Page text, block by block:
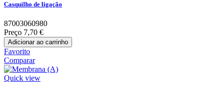
Casquilho de ligação
87003060980
Preço 7,70 €
Adicionar ao carrinho
Favorito
Comparar
Quick view